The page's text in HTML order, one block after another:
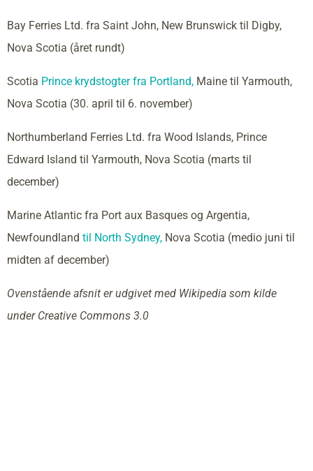
Bay Ferries Ltd. fra Saint John, New Brunswick til Digby,
Nova Scotia (året rundt)
Scotia Prince krydstogter fra Portland, Maine til Yarmouth,
Nova Scotia (30. april til 6. november)
Northumberland Ferries Ltd. fra Wood Islands, Prince
Edward Island til Yarmouth, Nova Scotia (marts til
december)
Marine Atlantic fra Port aux Basques og Argentia,
Newfoundland til North Sydney, Nova Scotia (medio juni til
midten af december)
Ovenstående afsnit er udgivet med Wikipedia som kilde
under Creative Commons 3.0